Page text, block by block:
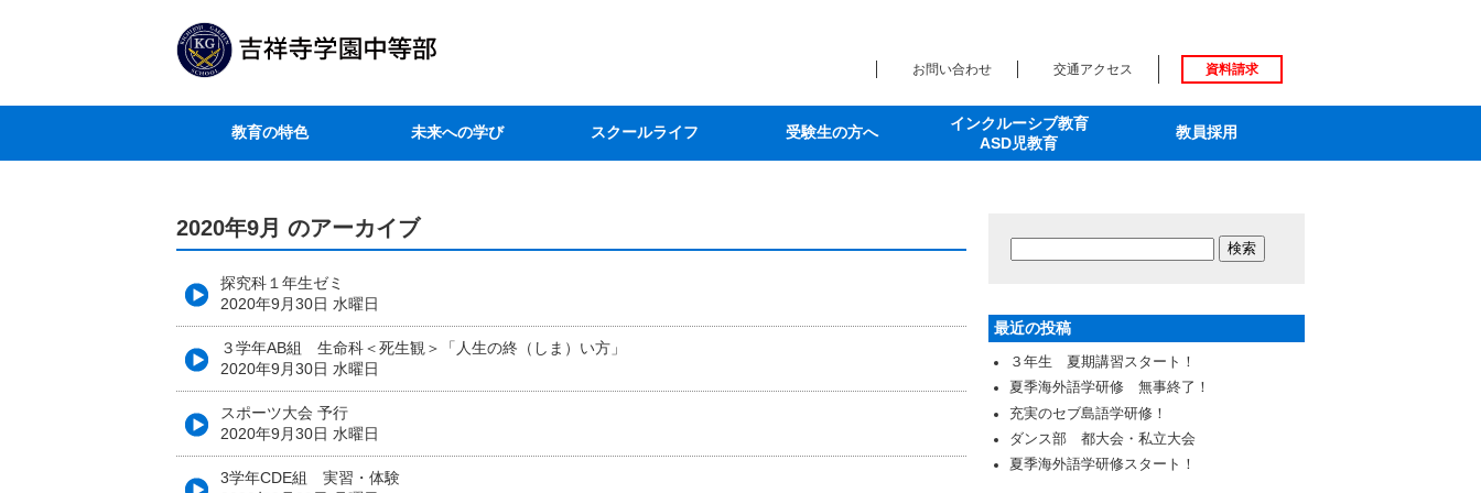
お問い合わせ 交通アクセス 資料請求
教育の特色 未来への学び スクールライフ 受験生の方へ
インクルーシブ教育
ASD児教育
教員採用
2020年9月 のアーカイブ
探究科１年生ゼミ
2020年9月30日 水曜日
３学年AB組 生命科＜死生観＞「人生の終（しま）い方」
2020年9月30日 水曜日
スポーツ大会 予行
2020年9月30日 水曜日
3学年CDE組 実習・体験
最近の投稿
３年生 夏期講習スタート！
夏季海外語学研修 無事終了！
充実のセブ島語学研修！
ダンス部 都大会・私立大会
夏季海外語学研修スタート！